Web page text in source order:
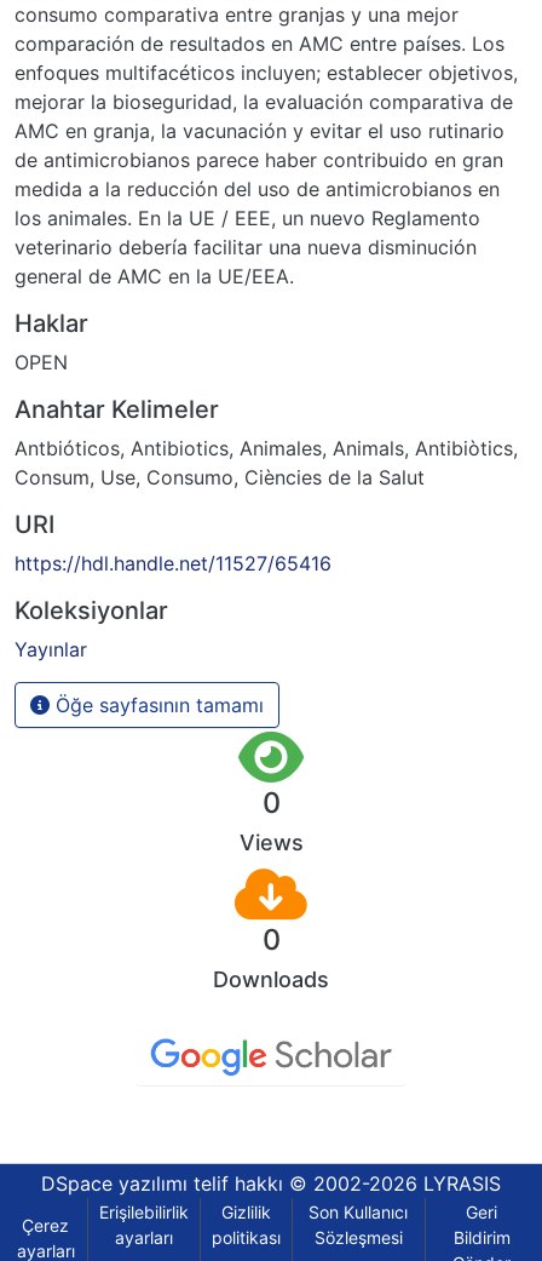
consumo comparativa entre granjas y una mejor
comparación de resultados en AMC entre países. Los
enfoques multifacéticos incluyen; establecer objetivos,
mejorar la bioseguridad, la evaluación comparativa de
AMC en granja, la vacunación y evitar el uso rutinario
de antimicrobianos parece haber contribuido en gran
medida a la reducción del uso de antimicrobianos en
los animales. En la UE / EEE, un nuevo Reglamento
veterinario debería facilitar una nueva disminución
general de AMC en la UE/EEA.
Haklar
OPEN
Anahtar Kelimeler
Antbióticos, Antibiotics, Animales, Animals, Antibiòtics,
Consum, Use, Consumo, Ciències de la Salut
URI
https://hdl.handle.net/11527/65416
Koleksiyonlar
Yayınlar
Öğe sayfasının tamamı
0
Views
0
Downloads
DSpace yazılımı telif hakkı © 2002-2026 LYRASIS
Çerez
ayarları
Erişilebilirlik
ayarları
Gizlilik
politikası
Son Kullanıcı
Sözleşmesi
Geri
Bildirim